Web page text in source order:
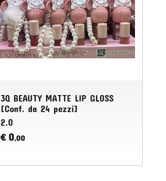
3Q BEAUTY MATTE LIP GLOSS
[Conf. da 24 pezzi]
2.0
€ 0,00